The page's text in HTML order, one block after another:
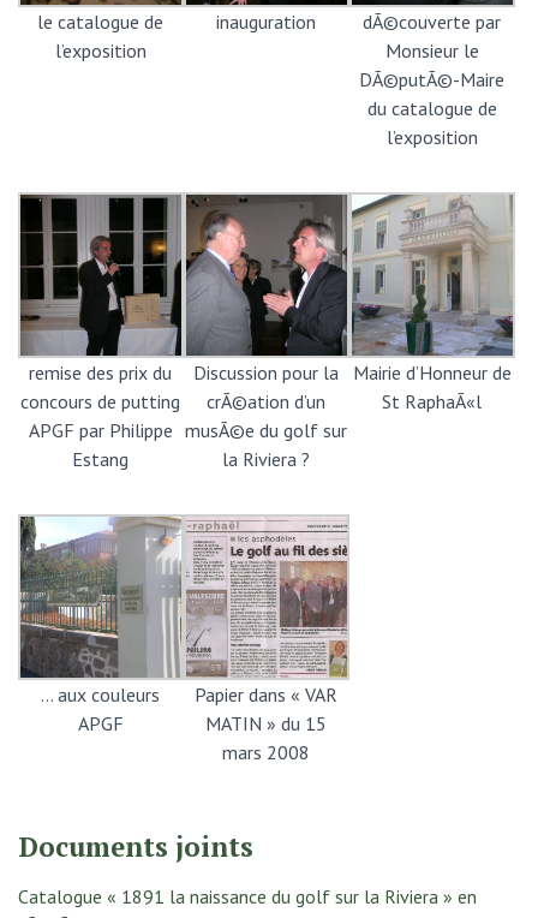
le catalogue de
l’exposition
inauguration
dÃ©couverte par
Monsieur le
DÃ©putÃ©-Maire
du catalogue de
l’exposition
remise des prix du
concours de putting
APGF par Philippe
Estang
Discussion pour la
crÃ©ation d’un
musÃ©e du golf sur
la Riviera ?
Mairie d’Honneur de
St RaphaÃ«l
… aux couleurs
APGF
Papier dans « VAR
MATIN » du 15
mars 2008
Documents joints
Catalogue « 1891 la naissance du golf sur la Riviera » en